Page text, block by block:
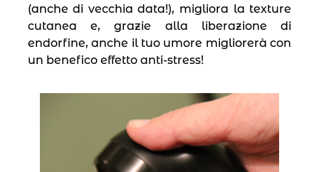
(anche di vecchia data!), migliora la texture
cutanea e, grazie alla liberazione di
endorfine, anche il tuo umore migliorerà con
un benefico effetto anti-stress!